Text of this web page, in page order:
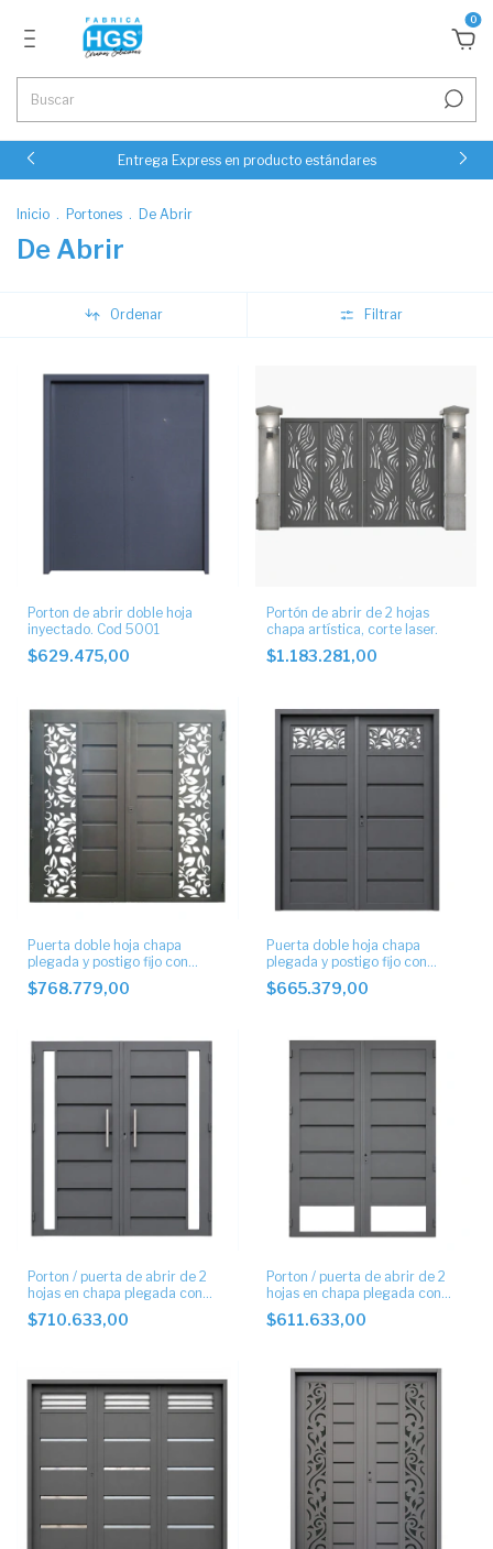
0
Entrega Express en producto estándares
Inicio . Portones . De Abrir
De Abrir
Ordenar Filtrar
Porton de abrir doble hoja
inyectado. Cod 5001
$629.475,00
Portón de abrir de 2 hojas
chapa artística, corte laser.
$1.183.281,00
Puerta doble hoja chapa
plegada y postigo fijo con
chapa decorada
$768.779,00
Puerta doble hoja chapa
plegada y postigo fijo con
chapa artística
$665.379,00
Porton / puerta de abrir de 2
hojas en chapa plegada con
postigo lateral
$710.633,00
Porton / puerta de abrir de 2
hojas en chapa plegada con
postigo inferior.
$611.633,00